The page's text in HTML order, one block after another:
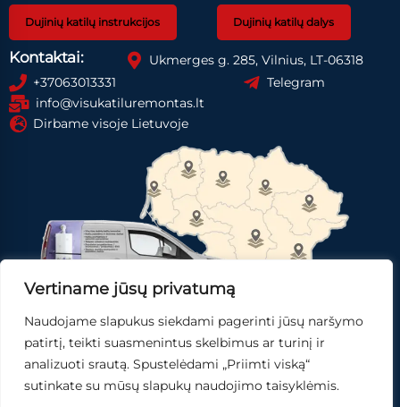
Vertiname jūsų privatumą
Naudojame slapukus siekdami pagerinti jūsų naršymo
patirtį, teikti suasmenintus skelbimus ar turinį ir
analizuoti srautą. Spustelėdami „Priimti viską“
sutinkate su mūsų slapukų naudojimo taisyklėmis.
Dujinių katilų instrukcijos Dujinių katilų dalys
Kontaktai:
Ukmerges g. 285, Vilnius, LT-06318
+37063013331
Telegram
info@visukatiluremontas.lt
Dirbame visoje Lietuvoje
Registruotis paslaugai Gauti pasiūlymą